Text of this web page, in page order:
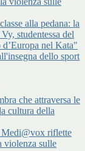
alla pedana: la
studentessa del
nel Kata"
dello sport
che attraversa le
cultura della
Medi@vox riflette
violenza sulle